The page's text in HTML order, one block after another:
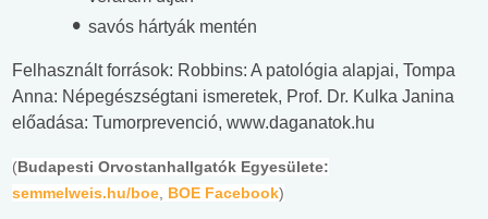
savós hártyák mentén
Felhasznált források: Robbins: A patológia alapjai, Tompa
Anna: Népegészségtani ismeretek, Prof. Dr. Kulka Janina
előadása: Tumorprevenció, www.daganatok.hu
(Budapesti Orvostanhallgatók Egyesülete:
semmelweis.hu/boe BOE Facebook)